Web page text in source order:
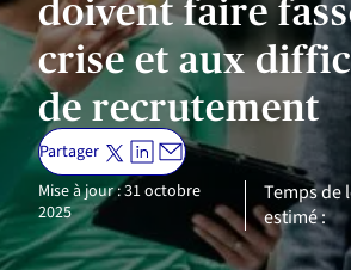
doivent faire
crise et aux
de recrutement
Partager
Mise à jour : 31 octobre
2025
Temps de
estimé :